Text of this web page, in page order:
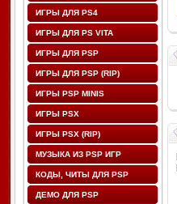
ИГРЫ ДЛЯ PS4
ИГРЫ ДЛЯ PS VITA
ИГРЫ ДЛЯ PSP
ИГРЫ ДЛЯ PSP (RIP)
ИГРЫ PSP MINIS
ИГРЫ PSX
ИГРЫ PSX (RIP)
МУЗЫКА ИЗ PSP ИГР
КОДЫ, ЧИТЫ ДЛЯ PSP
ДЕМО ДЛЯ PSP